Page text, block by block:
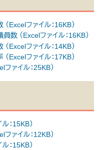
ファイル：16KB）
（Excelファイル：16KB）
ファイル：14KB）
ファイル：17KB）
ァイル：25KB）
：15KB）
ァイル：12KB）
：15KB）